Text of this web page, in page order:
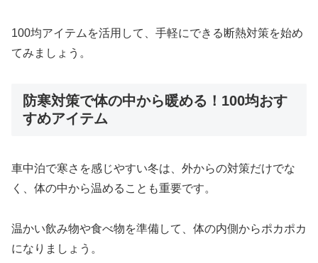
100均アイテムを活用して、手軽にできる断熱対策を始め
てみましょう。
防寒対策で体の中から暖める！100均おす
すめアイテム
車中泊で寒さを感じやすい冬は、外からの対策だけでな
く、体の中から温めることも重要です。
温かい飲み物や食べ物を準備して、体の内側からポカポカ
になりましょう。